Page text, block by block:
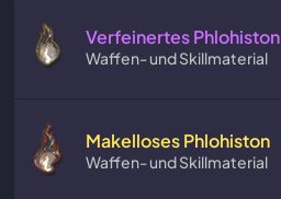
Verfeinertes Phlohiston
Waffen- und Skillmaterial
Makelloses Phlohiston
Waffen- und Skillmaterial